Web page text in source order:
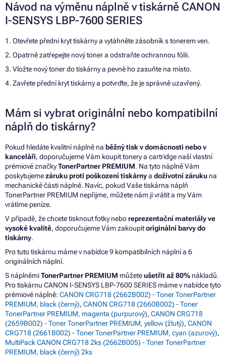
Návod na výměnu náplně v tiskárně CANON
I-SENSYS LBP-7600 SERIES
1. Otevřete přední kryt tiskárny a vytáhněte zásobník s tonerem ven.
2. Opatrně zatřepejte nový toner a odstraňte ochrannou fólii.
3. Vložte nový toner do tiskárny a pevně ho zasuňte na místo.
4. Zavřete přední kryt tiskárny a potvrďte, že je správně uzavřený.
Mám si vybrat originální nebo kompatibilní
náplň do tiskárny?
Pokud hledáte kvalitní náplně na běžný tisk v domácnosti nebo v
kanceláři, doporučujeme Vám koupit tonery a cartridge naší vlastní
prémiové značkyTonerPartner PREMIUM. Na tyto náplně Vám
poskytujemezáruku proti poškození tiskárnya doživotní záruku na
mechanické části náplně. Navíc, pokud Vaše tiskárna náplň
TonerPartner PREMIUM nepřijme, můžete nám ji vrátit a my Vám
vrátíme peníze.
V případě, že chcete tisknout fotky neboreprezentační materiály ve
vysoké kvalitě, doporučujeme Vám zakoupitoriginální barvy do
tiskárny.
Pro tuto tiskárnu máme v nabídce 9 kompatibilních náplní a 6
originálních náplní.
S náplněmiTonerPartner PREMIUM můžeteušetřit až 80% nákladů.
Pro tiskárnu CANON I-SENSYS LBP-7600 SERIES máme v nabídce tyto
prémiové náplně: CANON CRG718 (2662B002) - Toner TonerPartner
PREMIUM, black (černý), CANON CRG718 (2660B002) - Toner
TonerPartner PREMIUM, magenta (purpurový), CANON CRG718
(2659B002) - Toner TonerPartner PREMIUM, yellow (žlutý), CANON
CRG718 (2661B002) - Toner TonerPartner PREMIUM, cyan (azurový),
MultiPack CANON CRG718 2ks (2662B005) - Toner TonerPartner
PREMIUM, black (černý) 2ks